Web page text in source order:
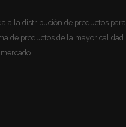
a la distribución de productos para
de productos de la mayor calidad